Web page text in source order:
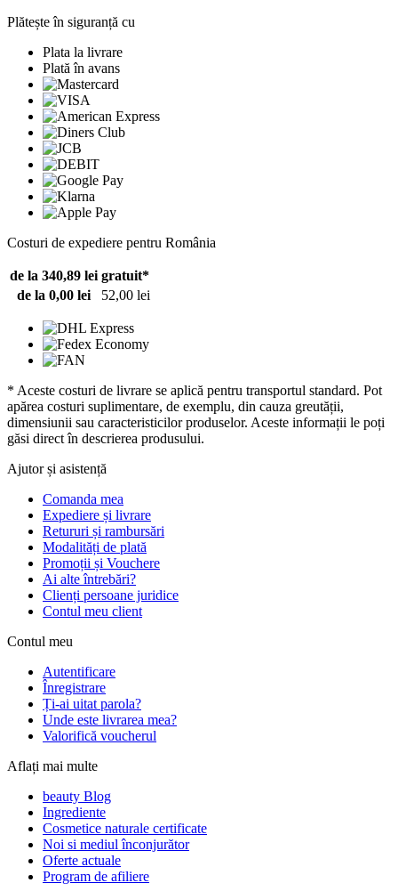
Plătește în siguranță cu
Plata la livrare
Plată în avans
Costuri de expediere pentru România
de la 340,89 lei gratuit*
de la 0,00 lei
52,00 lei
* Aceste costuri de livrare se aplică pentru transportul standard. Pot
apărea costuri suplimentare, de exemplu, din cauza greutății,
dimensiunii sau caracteristicilor produselor. Aceste informații le poți
găsi direct în descrierea produsului.
Ajutor și asistență
Comanda mea
Expediere și livrare
Retururi și rambursări
Modalități de plată
Promoții și Vouchere
Ai alte întrebări?
Clienți persoane juridice
Contul meu client
Contul meu
Autentificare
Înregistrare
Ți-ai uitat parola?
Unde este livrarea mea?
Valorifică voucherul
Aflați mai multe
beauty Blog
Ingrediente
Cosmetice naturale certificate
Noi si mediul înconjurător
Oferte actuale
Program de afiliere